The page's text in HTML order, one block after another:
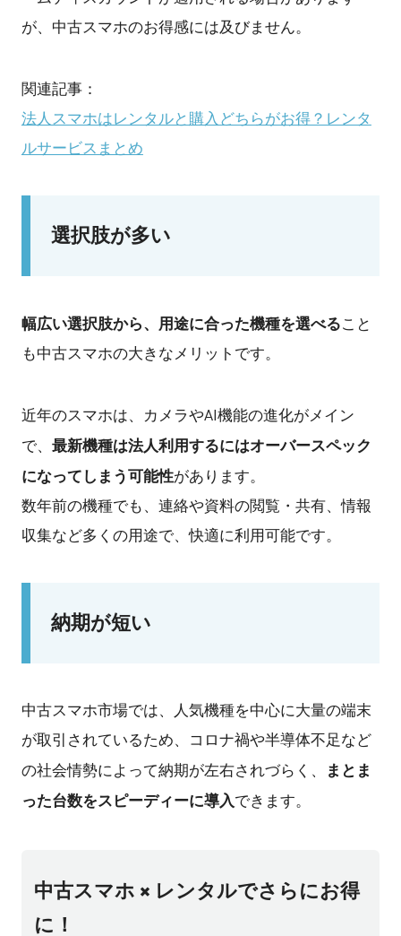
が、中古スマホのお得感には及びません。
関連記事：
法人スマホはレンタルと購入どちらがお得？レンタ
ルサービスまとめ
選択肢が多い
幅広い選択肢から、用途に合った機種を選べること
も中古スマホの大きなメリットです。
近年のスマホは、カメラやAI機能の進化がメイン
で、 最新機種は法人利用するにはオーバースペック
になってしまう可能性があります。
数年前の機種でも、連絡や資料の閲覧・共有、情報
収集など多くの用途で、快適に利用可能です。
納期が短い
中古スマホ市場では、人気機種を中心に大量の端末
が取引されているため、コロナ禍や半導体不足など
の社会情勢によって納期が左右されづらく、
まとま
った台数をスピーディーに導入できます。
中古スマホ × レンタルでさらにお得
に！